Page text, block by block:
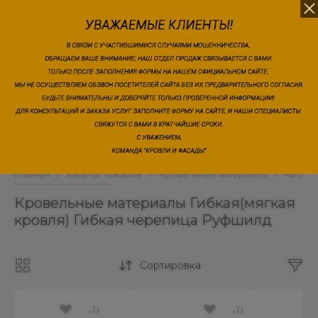
Ваш город Домодедово?
ИЗМЕНИТЬ
Главная / Каталог товаров / Кровельные материалы /
Кровельные материалы Гибкая(мягкая
кровля) Гибкая черепица Руфшилд
Сортировка